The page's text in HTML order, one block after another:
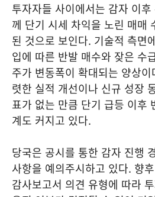
투자자들 사이에서는 감자 이
께 단기 시세 차익을 노린 매매
된 것으로 보인다. 기술적 측면
입에 따른 반발 매수와 잦은 수
주가 변동폭이 확대되는 양상
렷한 실적 개선이나 신규 성장
표가 없는 만큼 단기 급등 이후
계도 커지고 있다.
당국은 공시를 통한 감자 진행
사항을 예의주시하고 있다. 향
감사보고서 의견 유형에 따라